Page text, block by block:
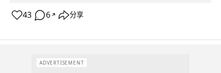
43 6 ↗ 分享
ADVERTISEMENT